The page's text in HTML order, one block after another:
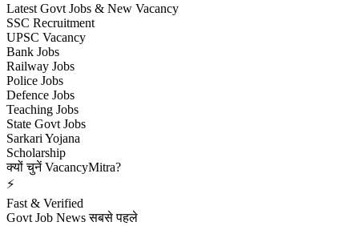
Latest Govt Jobs & New Vacancy
SSC Recruitment
UPSC Vacancy
Bank Jobs
Railway Jobs
Police Jobs
Defence Jobs
Teaching Jobs
State Govt Jobs
Sarkari Yojana
Scholarship
क्यों चुनें VacancyMitra?
⚡
Fast & Verified
Govt Job News सबसे पहले